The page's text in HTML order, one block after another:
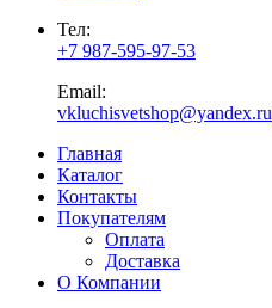
Тел:
+7 987-595-97-53
Email:
vkluchisvetshop@yandex.ru
Главная
Каталог
Контакты
Покупателям
Оплата
Доставка
О Компании